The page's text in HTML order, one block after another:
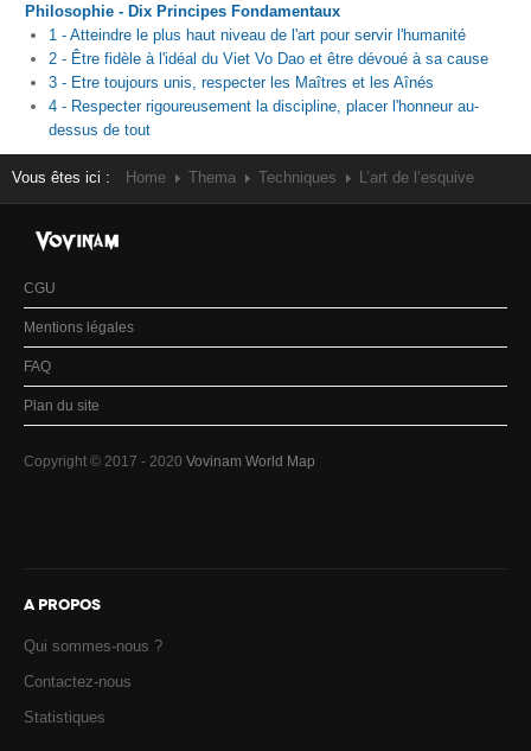
Philosophie - Dix Principes Fondamentaux
1 - Atteindre le plus haut niveau de l'art pour servir l'humanité
2 - Être fidèle à l'idéal du Viet Vo Dao et être dévoué à sa cause
3 - Etre toujours unis, respecter les Maîtres et les Aînés
4 - Respecter rigoureusement la discipline, placer l'honneur au-
dessus de tout
Vous êtes ici : Home Thema Techniques L’art de l’esquive
CGU
Mentions légales
FAQ
Plan du site
Copyright © 2017 - 2020 Vovinam World Map
A PROPOS
Qui sommes-nous ?
Contactez-nous
Statistiques